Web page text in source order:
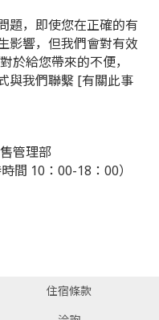
題，即使您在正確的有
影響，但我們會對有效
於給您帶來的不便，
與我們聯繫 [有關此事
管理部
時間 10：00-18：00）
住宿條款